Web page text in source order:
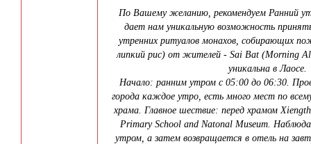
По Вашему желанию, рекомендуем Ранний
дает нам уникальную возможность
утренних ритуалов монахов, собирающих
липкий рис) от жителей - Sai Bat (Morning
уникальна в Лаосе.
Начало: ранним утром с 05:00 до 06:30.
города каждое утро, есть много мест по
храма. Главное шествие: перед храмом
Primary School and Natonal Museum.
утром, а затем возвращается в отель на